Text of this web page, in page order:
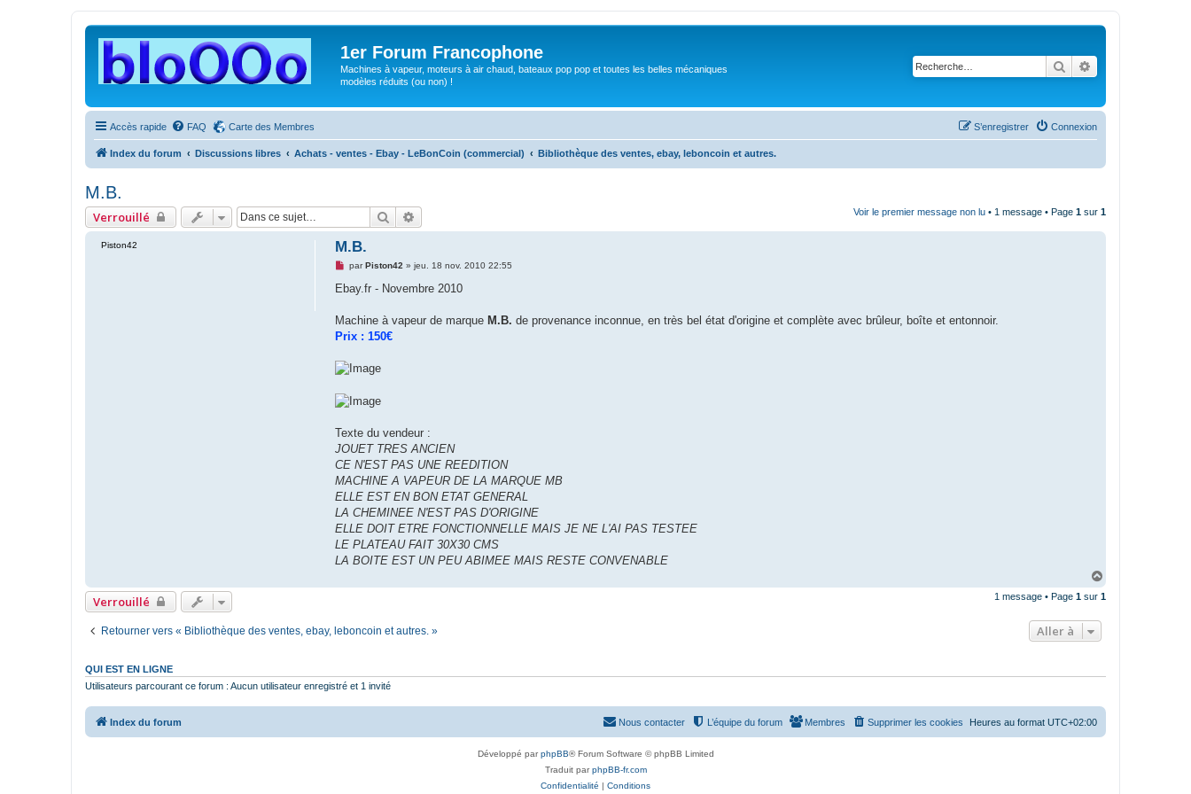
1er Forum Francophone
Machines à vapeur, moteurs à air chaud, bateaux pop pop et toutes les belles mécaniques
modèles réduits (ou non) !
Rechercher
Accès rapide FAQ Carte des Membres Connexion
S’enregistrer
Index du forum Discussions libres Achats - ventes - Ebay - LeBonCoin (commercial) Bibliothèque des ventes, ebay, leboncoin et autres.
M.B.
Verrouillé Rechercher Voir le premier message non lu • 1 message • Page 1 sur 1
Piston42 M.B.
M
s
g
n
n
l
parPiston42 » jeu. 18 nov. 2010 22:55
Ebay.fr - Novembre 2010
Machine à vapeur de marque M.B. de provenance inconnue, en très bel état d'origine et complète avec brûleur, boîte et entonnoir.
Prix : 150€
Texte du vendeur :
JOUET TRES ANCIEN
CE N'EST PAS UNE REEDITION
MACHINE A VAPEUR DE LA MARQUE MB
ELLE EST EN BON ETAT GENERAL
LA CHEMINEE N'EST PAS D'ORIGINE
ELLE DOIT ETRE FONCTIONNELLE MAIS JE NE L'AI PAS TESTEE
LE PLATEAU FAIT 30X30 CMS
LA BOITE EST UN PEU ABIMEE MAIS RESTE CONVENABLE
u
Verrouillé 1 message • Page 1 sur 1
Retourner vers « Bibliothèque des ventes, ebay, leboncoin et autres. » Aller à
QUI EST EN LIGNE
Utilisateurs parcourant ce forum : Aucun utilisateur enregistré et 1 invité
Index du forum Heures au format UTC+02:00
Supprimer les cookies
Membres
L’équipe du forum
Nous contacter
Développé parphpBB® Forum Software © phpBB Limited
Traduit parphpBB-fr.com
Confidentialité | Conditions